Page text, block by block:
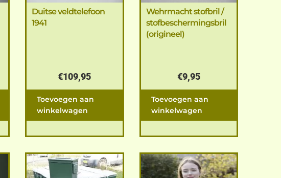
Duitse veldtelefoon
1941
€109,95
Toevoegen aan
winkelwagen
Wehrmacht stofbril /
stofbeschermingsbril
(origineel)
€9,95
Toevoegen aan
winkelwagen